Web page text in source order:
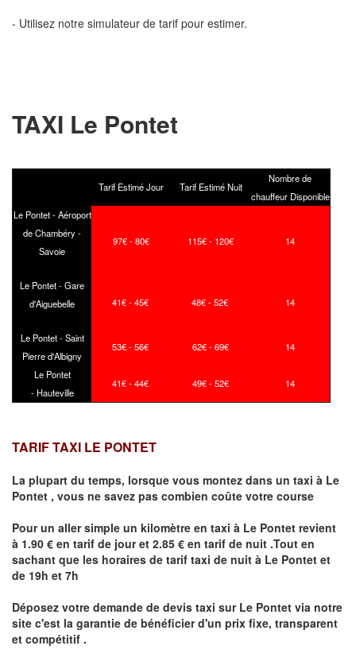
- Utilisez notre simulateur de tarif pour estimer.
TAXI Le Pontet
Tarif Estimé Jour Tarif Estimé Nuit
Nombre de
chauffeur Disponible
Le Pontet - Aéroport
de Chambéry -
Savoie
97€ - 80€ 115€ - 120€ 14
Le Pontet - Gare
d'Aiguebelle
41€ - 45€ 48€ - 52€ 14
Le Pontet - Saint
Pierre d'Albigny
53€ - 56€ 62€ - 69€ 14
Le Pontet
- Hauteville
41€ - 44€ 49€ - 52€ 14
TARIF TAXI LE PONTET
La plupart du temps, lorsque vous montez dans un taxi à Le
Pontet , vous ne savez pas combien coûte votre course
Pour un aller simple un kilomètre en taxi à Le Pontet revient
à 1.90 € en tarif de jour et 2.85 € en tarif de nuit .Tout en
sachant que les horaires de tarif taxi de nuit à Le Pontet et
de 19h et 7h
Déposez votre demande de devis taxi sur Le Pontet via notre
site c'est la garantie de bénéficier d'un prix fixe, transparent
et compétitif .